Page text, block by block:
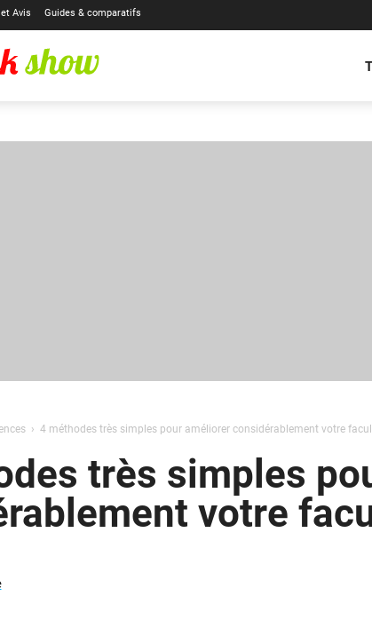
Avis Guides & comparatifs
4 méthodes très simples pour améliorer considérablement votre
très simples
votre